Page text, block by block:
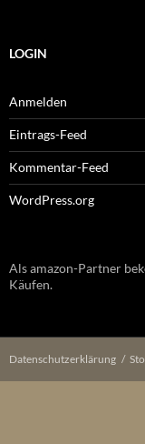
LOGIN
Anmelden
Eintrags-Feed
Kommentar-Feed
WordPress.org
Als amazon-Partner
Käufen.
Datenschutzerklärung